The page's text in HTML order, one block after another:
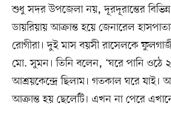
শুধু সদর উপজেলা নয়, দূরদূরান্তের
ডায়রিয়ায় আক্রান্ত হয়ে জেনারেল
রোগীরা। দুই মাস বয়সী রাসেলকে
মো. সুমন। তিনি বলেন, ‘ঘরে পানি ওঠে
আশ্রয়কেন্দ্রে ছিলাম। গতকাল ঘরে যাই।
আক্রান্ত হয় ছেলেটি। এখন না পেরে